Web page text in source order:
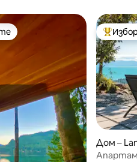
на гостите Най-
Дом –